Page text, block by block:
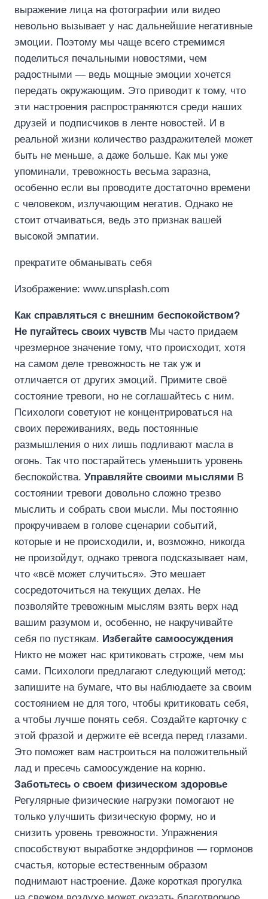
выражение лица на фотографии или видео
невольно вызывает у нас дальнейшие негативные
эмоции. Поэтому мы чаще всего стремимся
поделиться печальными новостями, чем
радостными — ведь мощные эмоции хочется
передать окружающим. Это приводит к тому, что
эти настроения распространяются среди наших
друзей и подписчиков в ленте новостей. И в
реальной жизни количество раздражителей может
быть не меньше, а даже больше. Как мы уже
упоминали, тревожность весьма заразна,
особенно если вы проводите достаточно времени
с человеком, излучающим негатив. Однако не
стоит отчаиваться, ведь это признак вашей
высокой эмпатии.
прекратите обманывать себя
Изображение: www.unsplash.com
Как справляться с внешним беспокойством?
Не пугайтесь своих чувств Мы часто придаем
чрезмерное значение тому, что происходит, хотя
на самом деле тревожность не так уж и
отличается от других эмоций. Примите своё
состояние тревоги, но не соглашайтесь с ним.
Психологи советуют не концентрироваться на
своих переживаниях, ведь постоянные
размышления о них лишь подливают масла в
огонь. Так что постарайтесь уменьшить уровень
беспокойства. Управляйте своими мыслями В
состоянии тревоги довольно сложно трезво
мыслить и собрать свои мысли. Мы постоянно
прокручиваем в голове сценарии событий,
которые и не происходили, и, возможно, никогда
не произойдут, однако тревога подсказывает нам,
что «всё может случиться». Это мешает
сосредоточиться на текущих делах. Не
позволяйте тревожным мыслям взять верх над
вашим разумом и, особенно, не накручивайте
себя по пустякам. Избегайте самоосуждения
Никто не может нас критиковать строже, чем мы
сами. Психологи предлагают следующий метод:
запишите на бумаге, что вы наблюдаете за своим
состоянием не для того, чтобы критиковать себя,
а чтобы лучше понять себя. Создайте карточку с
этой фразой и держите её всегда перед глазами.
Это поможет вам настроиться на положительный
лад и пресечь самоосуждение на корню.
Заботьтесь о своем физическом здоровье
Регулярные физические нагрузки помогают не
только улучшить физическую форму, но и
снизить уровень тревожности. Упражнения
способствуют выработке эндорфинов — гормонов
счастья, которые естественным образом
поднимают настроение. Даже короткая прогулка